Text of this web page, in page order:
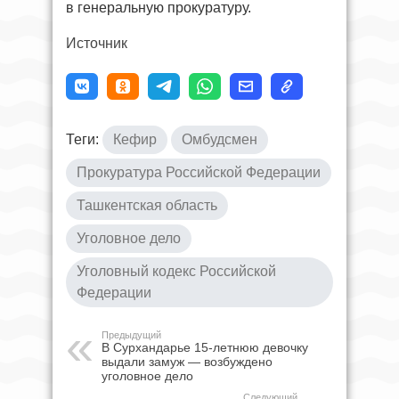
в генеральную прокуратуру.
Источник
Теги: Кефир Омбудсмен
Прокуратура Российской Федерации
Ташкентская область
Уголовное дело
Уголовный кодекс Российской
Федерации
Предыдущий
В Сурхандарье 15-летнюю девочку
выдали замуж — возбуждено
уголовное дело
Следующий